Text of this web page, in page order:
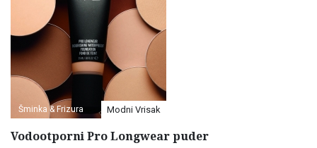
Šminka & Frizura Modni Vrisak
Vodootporni Pro Longwear puder